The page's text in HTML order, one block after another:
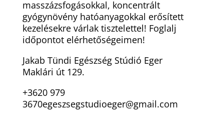
masszázsfogásokkal, koncentrált
gyógynövény hatóanyagokkal erősített
kezelésekre várlak tisztelettel! Foglalj
időpontot elérhetőségeimen!
Jakab Tündi Egészség Stúdió Eger
Maklári út 129.
+3620 979
3670egeszsegstudioeger@gmail.com